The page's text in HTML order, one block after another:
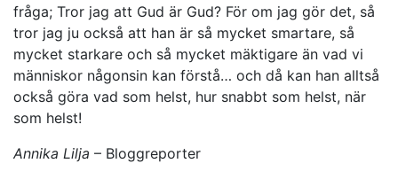
fråga; Tror jag att Gud är Gud? För om jag gör det, så
tror jag ju också att han är så mycket smartare, så
mycket starkare och så mycket mäktigare än vad vi
människor någonsin kan förstå… och då kan han alltså
också göra vad som helst, hur snabbt som helst, när
som helst!
Annika Lilja – Bloggreporter